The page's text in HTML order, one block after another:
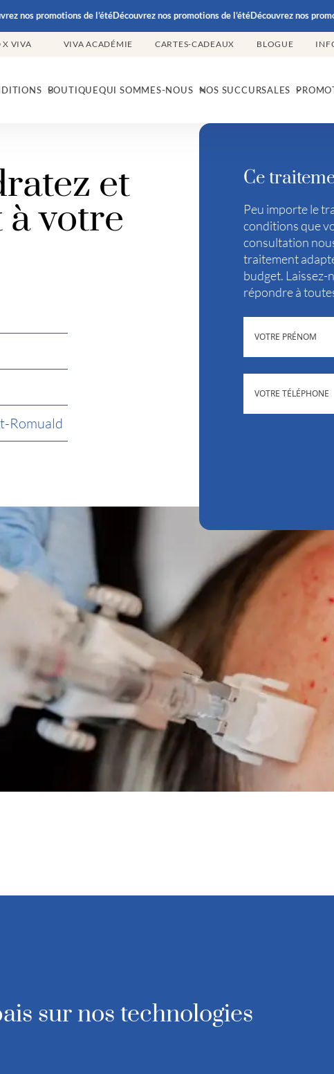
promotions de l’été Découvrez nos promotions de l’été Découvrez nos
X VIVA VIVA ACADÉMIE CARTES-CADEAUX BLOGUE
BOUTIQUEQUI SOMMES-NOUS NOS SUCCURSALES
et
votre
Romuald
Ce
Peu importe le
conditions que
consultation
traitement
budget. Laissez-
répondre à
sur nos technologies